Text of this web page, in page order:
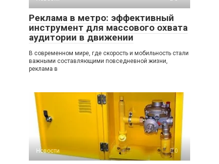
Реклама в метро: эффективный
инструмент для массового охвата
аудитории в движении
В современном мире, где скорость и мобильность стали
важными составляющими повседневной жизни,
реклама в
Новости 0